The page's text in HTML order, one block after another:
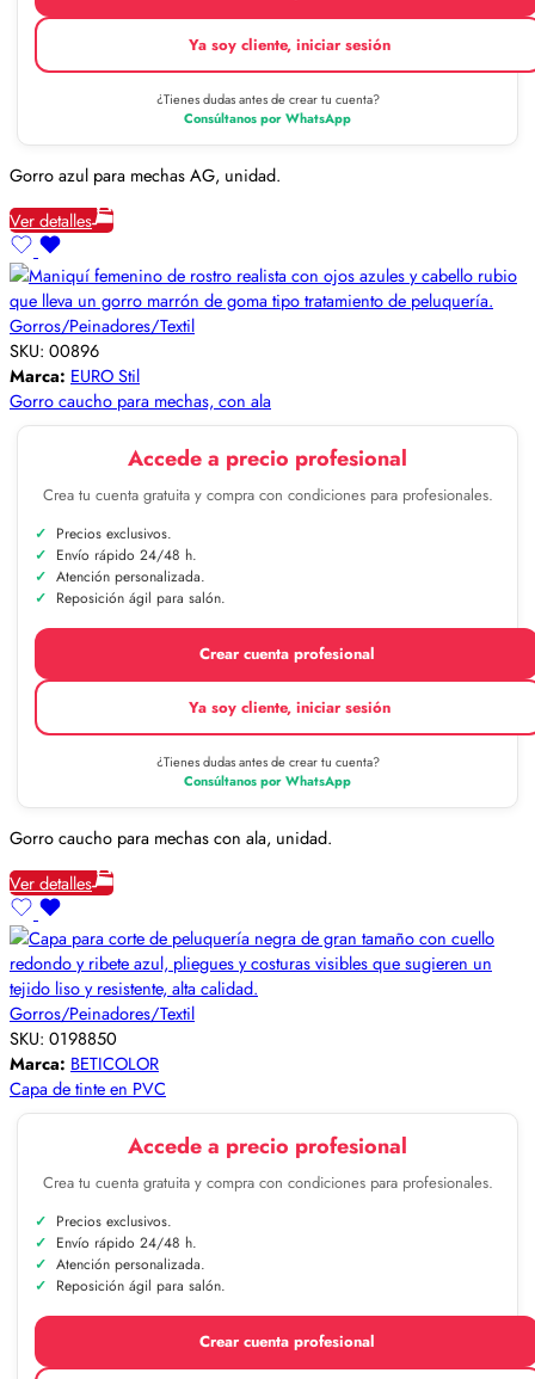
Ya soy cliente, iniciar sesión
¿Tienes dudas antes de crear tu cuenta?
Consúltanos por WhatsApp
Gorro azul para mechas AG, unidad.
Ver detalles
Gorros/Peinadores/Textil
SKU: 00896
Marca: EURO Stil
Gorro caucho para mechas, con ala
Accede a precio profesional
Crea tu cuenta gratuita y compra con condiciones para profesionales.
Precios exclusivos.
Envío rápido 24/48 h.
Atención personalizada.
Reposición ágil para salón.
Crear cuenta profesional
Ya soy cliente, iniciar sesión
¿Tienes dudas antes de crear tu cuenta?
Consúltanos por WhatsApp
Gorro caucho para mechas con ala, unidad.
Ver detalles
Gorros/Peinadores/Textil
SKU: 0198850
Marca: BETICOLOR
Capa de tinte en PVC
Accede a precio profesional
Crea tu cuenta gratuita y compra con condiciones para profesionales.
Precios exclusivos.
Envío rápido 24/48 h.
Atención personalizada.
Reposición ágil para salón.
Crear cuenta profesional